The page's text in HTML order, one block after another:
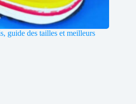
guide des tailles et meilleurs